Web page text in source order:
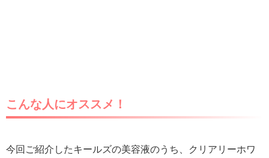
こんな人にオススメ！
今回ご紹介したキールズの美容液のうち、クリアリーホワ